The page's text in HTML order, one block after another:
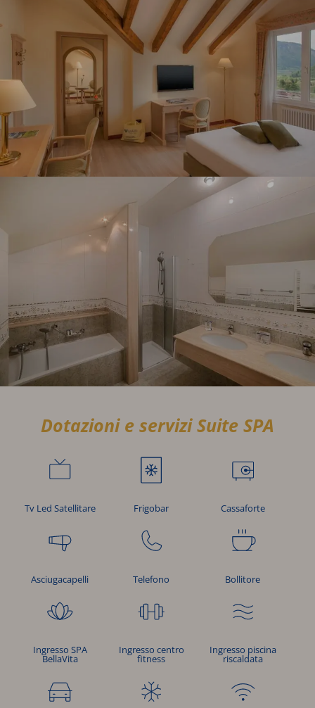
Dotazioni e servizi Suite SPA
Tv Led Satellitare Frigobar Cassaforte
Asciugacapelli Telefono Bollitore
Ingresso SPA
BellaVita
Ingresso centro
fitness
Ingresso piscina
riscaldata